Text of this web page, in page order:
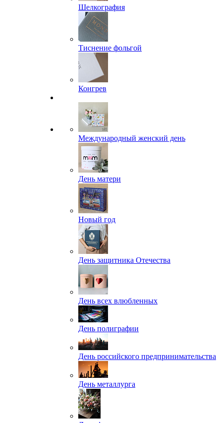
Шелкография
Тиснение фольгой
Конгрев
Международный женский день
День матери
Новый год
День защитника Отечества
День всех влюбленных
День полиграфии
День российского предпринимательства
День металлурга